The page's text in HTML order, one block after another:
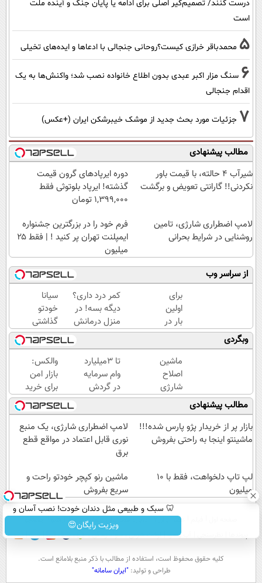
درست کنند/ تصمیم‌گیر اصلی برای ادامه یا پایان جنگ و آینده ملت
است
5 محمدباقر خرازی کیست؟روحانی جنجالی با ادعاها و ایده‌های تخیلی
6 سنگ مزار اکبر عبدی بدون اطلاع خانواده نصب شد؛ واکنش‌ها به یک
اقدام جنجالی
7 جزئیات مورد بحث جدید از موشک خیبرشکن ایران (+عکس)
مطالب پیشنهادی
شیر‌آب ۴ حالته، با قیمت باور
نکردنی!! گارانتی تعویض و برگشت
دوره ایرپاد‌های گرون قیمت
گذشته! ایرپاد بلوتوثی فقط
1,399,000 تومان
لامپ اضطراری شارژی، تامین
روشنایی در شرایط بحرانی
فرم خود را در بزرگترین جشنواره
ایمپلنت تهران پر کنید ! | فقط ۲۵
میلیون
از سراسر وب
برای
اولین
بار در
ایران
🇮🇷
این
دکتر
کرم
ترمیم
کننده
23
روزه
کمر درد داری؟
دیگه بسه! در
منزل درمانش
کن
(◀پرسش‌نامه)
سیانا
خودتو
گذاشتی
برای
فروش؟
اینجا به
راحتی
بفروش
وبگردی
ماشین
اصلاح
شارژی
(قیمت
باورنکردنی
تا امشب)
تا 3میلیارد
وام سرمایه
در گردش
=>
فروشگاهت
رو ثبت کن
والکس:
بازار امن
برای خرید
و فروش
دارایی‌های
دیجیتال
مطالب پیشنهادی
بازار پر از خریدار پژو پارس شده!!!
ماشینتو اینجا به راحتی بفروش
لامپ اضطراری شارژی، یک منبع
نوری قابل اعتماد در مواقع قطع
برق
لپ تاپ دلخواهت، فقط با 10
میلیون
ماشین رنو کپچر خودتو راحت و
سریع بفروش
🦷 سبک و طبیعی مثل دندان خودت! نصب آسان و
پرداخت اقساطی 💳 📍 تهران
ویزیت رایگان😍 عصر ایران۲ تماس با ما
آب و هوا اوقات شرعی سواد زندگی
كليه حقوق محفوظ است، استفاده از مطالب با ذكر منبع بلامانع است.
طراحی و تولید:"ایران سامانه"